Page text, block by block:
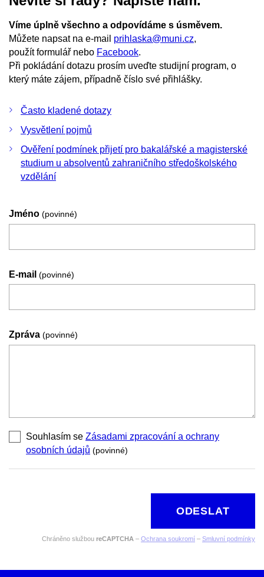
Víme úplně všechno a odpovídáme s úsměvem.
Můžete napsat na e-mail prihlaska@muni.cz,
použít formulář nebo Facebook.
Při pokládání dotazu prosím uveďte studijní program, o
který máte zájem, případně číslo své přihlášky.
Často kladené dotazy
Vysvětlení pojmů
Ověření podmínek přijetí pro bakalářské a magisterské
studium u absolventů zahraničního středoškolského
vzdělání
Jméno (povinné)
E-mail (povinné)
Zpráva (povinné)
Souhlasím se Zásadami zpracování a ochrany
osobních údajů (povinné)
ODESLAT
Chráněno službou reCAPTCHA – Ochrana soukromí – Smluvní podmínky